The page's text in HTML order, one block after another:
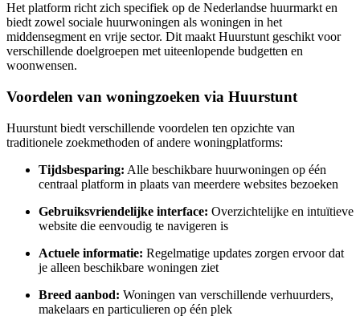
Het platform richt zich specifiek op de Nederlandse huurmarkt en
biedt zowel sociale huurwoningen als woningen in het
middensegment en vrije sector. Dit maakt Huurstunt geschikt voor
verschillende doelgroepen met uiteenlopende budgetten en
woonwensen.
Voordelen van woningzoeken via Huurstunt
Huurstunt biedt verschillende voordelen ten opzichte van
traditionele zoekmethoden of andere woningplatforms:
Tijdsbesparing: Alle beschikbare huurwoningen op één
centraal platform in plaats van meerdere websites bezoeken
Gebruiksvriendelijke interface: Overzichtelijke en intuïtieve
website die eenvoudig te navigeren is
Actuele informatie: Regelmatige updates zorgen ervoor dat
je alleen beschikbare woningen ziet
Breed aanbod: Woningen van verschillende verhuurders,
makelaars en particulieren op één plek